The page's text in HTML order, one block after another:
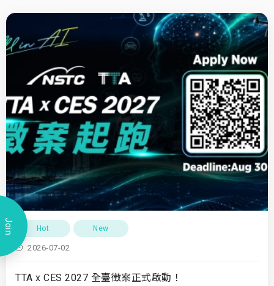
Join Hot New
2026-07-02
TTA x CES 2027 全臺徵案正式啟動！